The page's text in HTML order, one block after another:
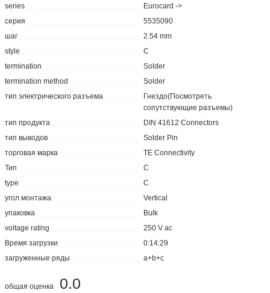
series
Eurocard ->
серия
5535090
шаг
2.54 mm
style
C
termination
Solder
termination method
Solder
тип электрического разъема
Гнездо(Посмотреть
сопутствующие разъемы)
тип продукта
DIN 41612 Connectors
тип выводов
Solder Pin
торговая марка
TE Connectivity
Тип
C
type
C
угол монтажа
Vertical
упаковка
Bulk
voltage rating
250 V ac
Время загрузки
0:14:29
загруженные ряды
a+b+c
0.0
общая оценка